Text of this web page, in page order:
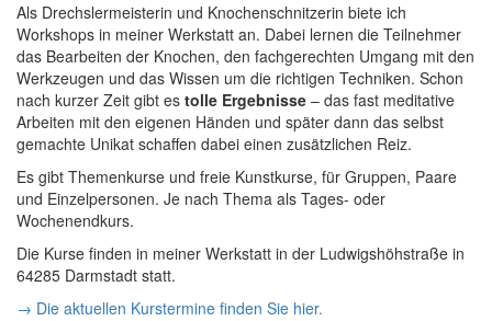
Als Drechslermeisterin und Knochenschnitzerin biete ich
Workshops in meiner Werkstatt an. Dabei lernen die Teilnehmer
das Bearbeiten der Knochen, den fachgerechten Umgang mit den
Werkzeugen und das Wissen um die richtigen Techniken. Schon
nach kurzer Zeit gibt es tolle Ergebnisse – das fast meditative
Arbeiten mit den eigenen Händen und später dann das selbst
gemachte Unikat schaffen dabei einen zusätzlichen Reiz.
Es gibt Themenkurse und freie Kunstkurse, für Gruppen, Paare
und Einzelpersonen. Je nach Thema als Tages- oder
Wochenendkurs.
Die Kurse finden in meiner Werkstatt in der Ludwigshöhstraße in
64285 Darmstadt statt.
→ Die aktuellen Kurstermine finden Sie hier.